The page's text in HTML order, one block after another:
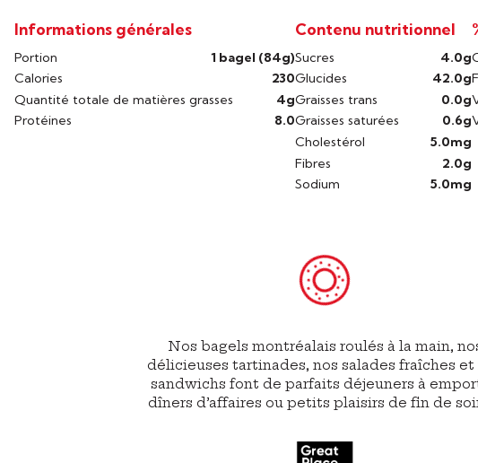
Informations générales
Portion
1 bagel (84g)
Calories
230
Quantité totale de matières grasses
4g
Protéines
8.0
Contenu nutritionnel
Sucres
4.0g
Glucides
42.0g
Graisses trans
0.0g
Graisses saturées
0.6g
Cholestérol
5.0mg
Fibres
2.0g
Sodium
5.0mg
Nos bagels montréalais roulés à la main,
délicieuses tartinades, nos salades fraîches et
sandwichs font de parfaits déjeuners à
dîners d’affaires ou petits plaisirs de fin de